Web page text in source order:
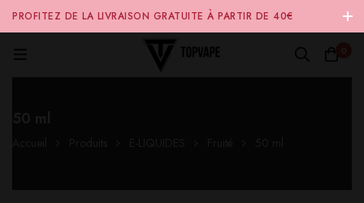
PROFITEZ DE LA LIVRAISON GRATUITE À PARTIR DE 40€
D'ACHAT SUR NOTRE SITE INTERNET 🚚